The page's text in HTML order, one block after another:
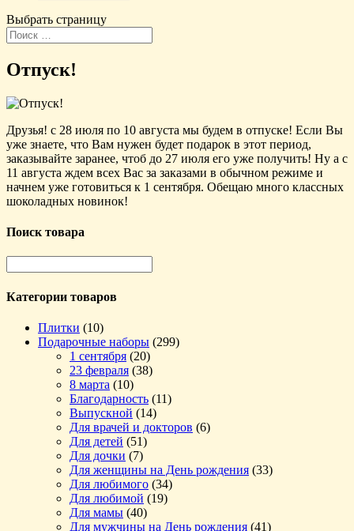
Выбрать страницу
Отпуск!
Друзья! с 28 июля по 10 августа мы будем в отпуске! Если Вы
уже знаете, что Вам нужен будет подарок в этот период,
заказывайте заранее, чтоб до 27 июля его уже получить! Ну а с
11 августа ждем всех Вас за заказами в обычном режиме и
начнем уже готовиться к 1 сентября. Обещаю много классных
шоколадных новинок!
Поиск товара
Категории товаров
Плитки (10)
Подарочные наборы (299)
1 сентября (20)
23 февраля (38)
8 марта (10)
Благодарность (11)
Выпускной (14)
Для врачей и докторов (6)
Для детей (51)
Для дочки (7)
Для женщины на День рождения (33)
Для любимого (34)
Для любимой (19)
Для мамы (40)
Для мужчины на День рождения (41)